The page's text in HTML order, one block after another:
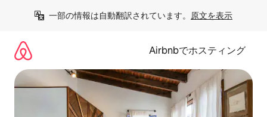
一部の情報は自動翻訳されています。 原文を表示
Airbnbでホスティング